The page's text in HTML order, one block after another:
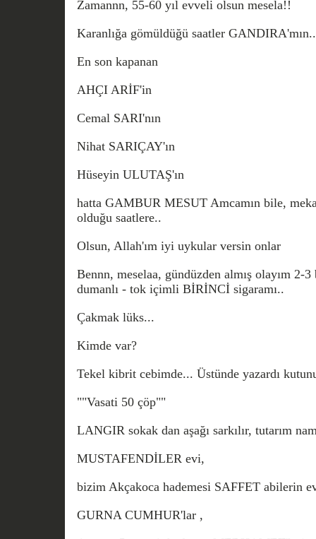
Zamannn, 55-60 yıl evveli olsun mesela!!
Karanlığa gömüldüğü saatler GANDIRA'mın..
En son kapanan
AHÇI ARİF'in
Cemal SARI'nın
Nihat SARIÇAY'ın
Hüseyin ULUTAŞ'ın
hatta GAMBUR MESUT Amcamın bile,
olduğu saatlere..
Olsun, Allah'ım iyi uykular versin onlar
Bennn, meselaa, gündüzden almış olayım 2-
dumanlı - tok içimli BİRİNCİ sigaramı..
Çakmak lüks...
Kimde var?
Tekel kibrit cebimde... Üstünde yazardı
""Vasati 50 çöp""
LANGIR sokak dan aşağı sarkılır, tutarım
MUSTAFENDİLER evi,
bizim Akçakoca hademesi SAFFET abilerin
GURNA CUMHUR'lar ,